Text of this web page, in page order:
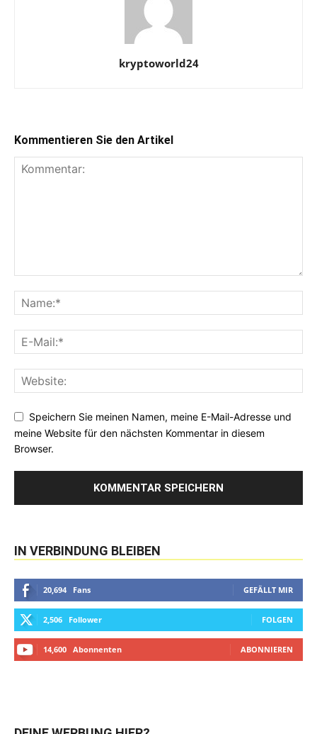
kryptoworld24
Kommentieren Sie den Artikel
Speichern Sie meinen Namen, meine E-Mail-Adresse und
meine Website für den nächsten Kommentar in diesem
Browser.
IN VERBINDUNG BLEIBEN
20,694 Fans GEFÄLLT MIR
2,506 Follower FOLGEN
14,600 Abonnenten ABONNIEREN